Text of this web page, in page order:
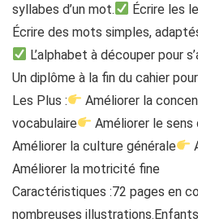
syllabes d’un mot.
Écrire les
Écrire des mots simples,
L’alphabet à découper pour
Un diplôme à la fin du cahier
Les Plus :
Améliorer la
vocabulaire
Améliorer le sens
Améliorer la culture générale
Améliorer la motricité fine
Caractéristiques :72 pages en
nombreuses